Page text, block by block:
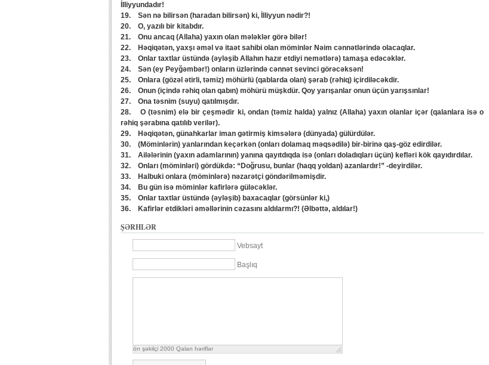
İlliyyundadır!
19. Sən nə bilirsən (haradan bilirsən) ki, İlliyyun nədir?!
20. O, yazılı bir kitabdır.
21. Onu ancaq (Allaha) yaxın olan mələklər görə bilər!
22. Həqiqətən, yaxşı əməl və itaət sahibi olan möminlər Nəim cənnətlərində olacaqlar.
23. Onlar taxtlar üstündə (əyləşib Allahın hazır etdiyi nemətlərə) tamaşa edəcəklər.
24. Sən (ey Peyğəmbər!) onların üzlərində cənnət sevinci görəcəksən!
25. Onlara (gözəl ətirli, təmiz) möhürlü (qablarda olan) şərab (rəhiq) içirdiləcəkdir.
26. Onun (içində rəhiq olan qabın) möhürü müşkdür. Qoy yarışanlar onun üçün yarışsınlar!
27. Ona təsnim (suyu) qatılmışdır.
28. O (təsnim) elə bir çeşmədir ki, ondan (təmiz halda) yalnız (Allaha) yaxın olanlar içər (qalanlara isə o
rəhiq şərabına qatılıb verilər).
29. Həqiqətən, günahkarlar iman gətirmiş kimsələrə (dünyada) gülürdülər.
30. (Möminlərin) yanlarından keçərkən (onları dolamaq məqsədilə) bir-birinə qaş-göz edirdilər.
31. Ailələrinin (yaxın adamlarının) yanına qayıtdıqda isə (onları doladıqları üçün) kefləri kök qayıdırdılar.
32. Onları (möminləri) gördükdə: “Doğrusu, bunlar (haqq yoldan) azanlardır!” -deyirdilər.
33. Halbuki onlara (möminlərə) nəzarətçi göndərilməmişdir.
34. Bu gün isə möminlər kafirlərə güləcəklər.
35. Onlar taxtlar üstündə (əyləşib) baxacaqlar (görsünlər ki,)
36. Kafirlər etdikləri əməllərinin cəzasını aldılarmı?! (Əlbəttə, aldılar!)
ŞƏRHLƏR
Vebsayt
Başlıq
ön şəkilçi 2000 Qalan həriflər